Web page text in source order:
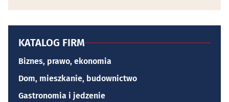
KATALOG FIRM
Biznes, prawo, ekonomia
Dom, mieszkanie, budownictwo
Gastronomia i jedzenie